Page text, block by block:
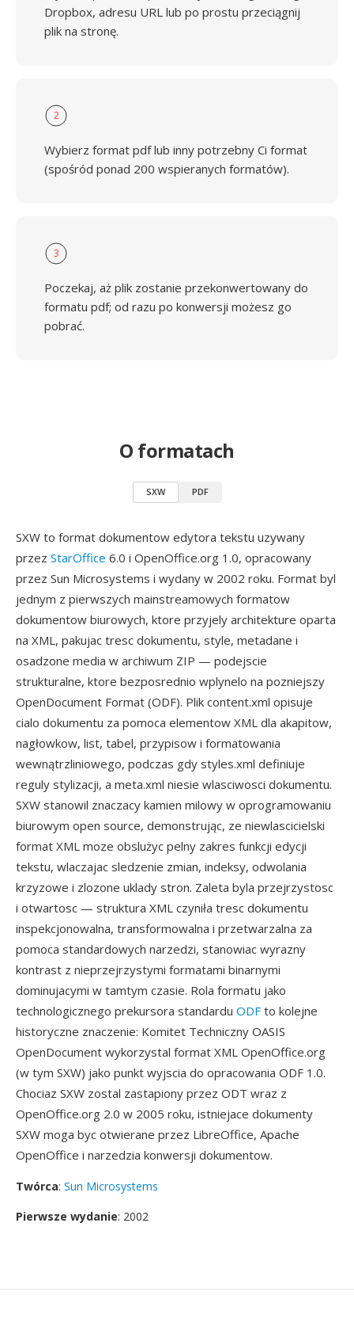
Dropbox, adresu URL lub po prostu przeciągnij
plik na stronę.
2
Wybierz format pdf lub inny potrzebny Ci format
(spośród ponad 200 wspieranych formatów).
3
Poczekaj, aż plik zostanie przekonwertowany do
formatu pdf; od razu po konwersji możesz go
pobrać.
O formatach
SXW PDF
SXW to format dokumentow edytora tekstu uzywany
przez StarOffice 6.0 i OpenOffice.org 1.0, opracowany
przez Sun Microsystems i wydany w 2002 roku. Format byl
jednym z pierwszych mainstreamowych formatow
dokumentow biurowych, ktore przyjely architekture oparta
na XML, pakujac tresc dokumentu, style, metadane i
osadzone media w archiwum ZIP — podejscie
strukturalne, ktore bezposrednio wplynelo na pozniejszy
OpenDocument Format (ODF). Plik content.xml opisuje
cialo dokumentu za pomoca elementow XML dla akapitow,
nagłowkow, list, tabel, przypisow i formatowania
wewnątrzliniowego, podczas gdy styles.xml definiuje
reguly stylizacji, a meta.xml niesie wlasciwosci dokumentu.
SXW stanowil znaczacy kamien milowy w oprogramowaniu
biurowym open source, demonstrując, ze niewlascicielski
format XML moze obslużyc pelny zakres funkcji edycji
tekstu, wlaczajac sledzenie zmian, indeksy, odwolania
krzyzowe i zlozone uklady stron. Zaleta byla przejrzystosc
i otwartosc — struktura XML czyniła tresc dokumentu
inspekcjonowalna, transformowalna i przetwarzalna za
pomoca standardowych narzedzi, stanowiac wyrazny
kontrast z nieprzejrzystymi formatami binarnymi
dominujacymi w tamtym czasie. Rola formatu jako
technologicznego prekursora standardu ODF to kolejne
historyczne znaczenie: Komitet Techniczny OASIS
OpenDocument wykorzystal format XML OpenOffice.org
(w tym SXW) jako punkt wyjscia do opracowania ODF 1.0.
Chociaz SXW zostal zastapiony przez ODT wraz z
OpenOffice.org 2.0 w 2005 roku, istniejace dokumenty
SXW moga byc otwierane przez LibreOffice, Apache
OpenOffice i narzedzia konwersji dokumentow.
Twórca: Sun Microsystems
Pierwsze wydanie: 2002